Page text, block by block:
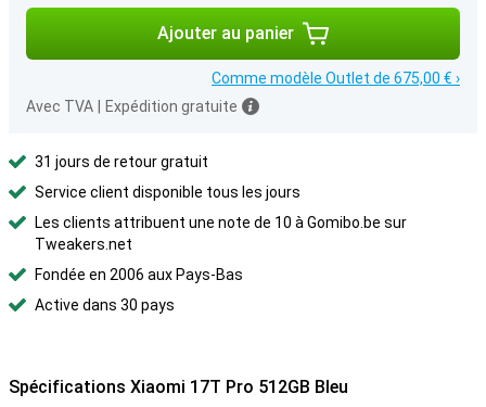
Ajouter au panier
Comme modèle Outlet de 675,00 € ›
Avec TVA
Expédition gratuite
31 jours de retour gratuit
Service client disponible tous les jours
Les clients attribuent une note de 10 à Gomibo.be sur
Tweakers.net
Fondée en 2006 aux Pays-Bas
Active dans 30 pays
Spécifications Xiaomi 17T Pro 512GB Bleu